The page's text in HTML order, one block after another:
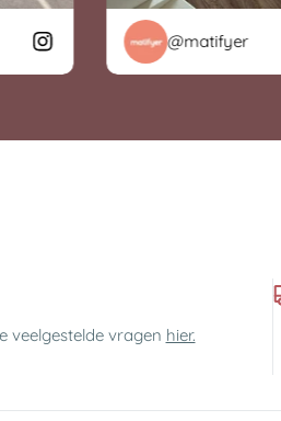
@matifyer
veelgestelde vragen hier.